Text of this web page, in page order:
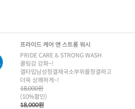
프라이드 케어 앤 스트롱 워시
PRIDE CARE & STRONG WASH
쿨링감 강화~!
겔타입남성청결제국소부위를청결하고
더욱 상쾌하게~!
18,000원
(10%할인)
18,000원